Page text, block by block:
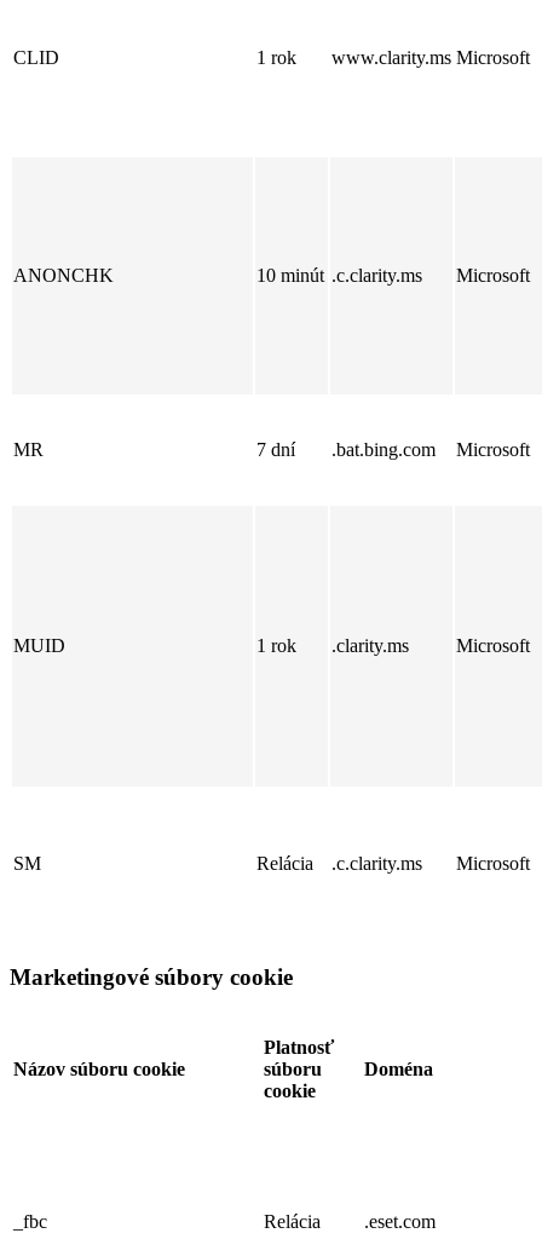
CLID 1 rok www.clarity.ms Microsoft
ANONCHK 10 minút .c.clarity.ms Microsoft
MR 7 dní .bat.bing.com Microsoft
MUID 1 rok .clarity.ms Microsoft
SM Relácia .c.clarity.ms Microsoft
Marketingové súbory cookie
Názov súboru cookie
Platnosť
súboru
cookie
Doména
_fbc Relácia .eset.com